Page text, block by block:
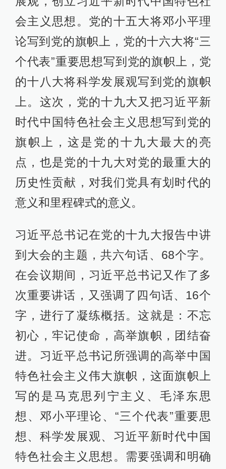
会主义思想。党的十五大将邓小平理
论写到党的旗帜上，党的十六大将“三
个代表”重要思想写到党的旗帜上，党
的十八大将科学发展观写到党的旗帜
上。这次，党的十九大又把习近平新
时代中国特色社会主义思想写到党的
旗帜上，这是党的十九大最大的亮
点，也是党的十九大对党的最重大的
历史性贡献，对我们党具有划时代的
意义和里程碑式的意义。
习近平总书记在党的十九大报告中讲
到大会的主题，共六句话、68个字。
在会议期间，习近平总书记又作了多
次重要讲话，又强调了四句话、16个
字，进行了凝练概括。这就是：不忘
初心，牢记使命，高举旗帜，团结奋
进。习近平总书记所强调的高举中国
特色社会主义伟大旗帜，这面旗帜上
写的是马克思列宁主义、毛泽东思
想、邓小平理论、“三个代表”重要思
想、科学发展观、习近平新时代中国
特色社会主义思想。需要强调和明确